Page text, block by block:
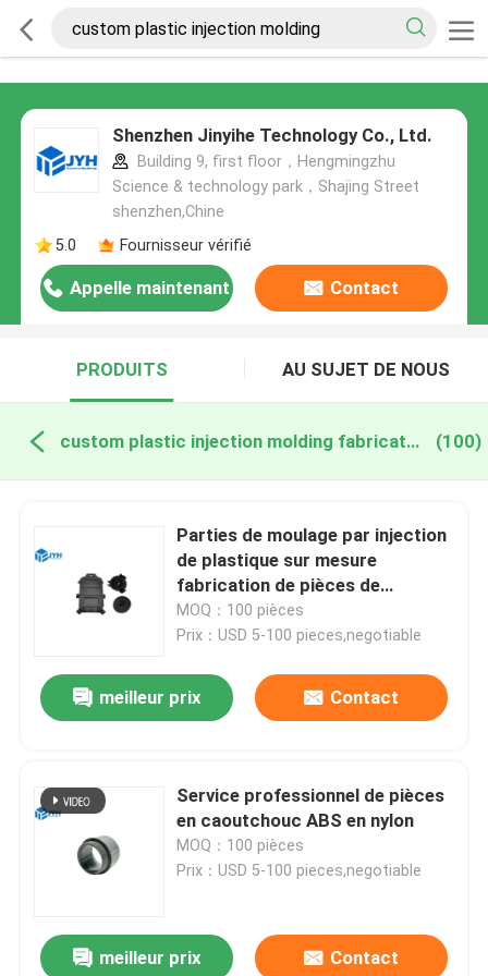
Shenzhen Jinyihe Technology Co., Ltd.
Building 9, first floor，Hengmingzhu
Science & technology park，Shajing Street
shenzhen,Chine
5.0
Fournisseur vérifié
Appelle maintenant Contact
PRODUITS AU SUJET DE NOUS
custom plastic injection molding fabrication en ligne (100)
Parties de moulage par injection
de plastique sur mesure
fabrication de pièces de
moulage par injection de PC
MOQ：100 pièces
Prix：USD 5-100 pieces,negotiable
meilleur prix Contact
Service professionnel de pièces
en caoutchouc ABS en nylon
MOQ：100 pièces
Prix：USD 5-100 pieces,negotiable
meilleur prix Contact